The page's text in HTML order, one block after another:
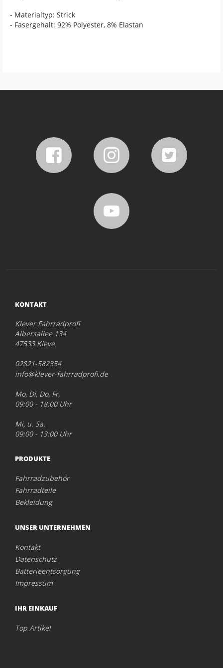
- Materialtyp: Strick
- Fasergehalt: 92% Polyester, 8% Elastan
KONTAKT
Klever Fahrradprofi
Albersallee 134
47533 Kleve
02821-582354
info@klever-fahrradprofi.de
Mo, Di, Do, Fr,
09:00 - 18:00 Uhr
Mi, u. Sa.
09:00 - 13:00 Uhr
PRODUKTE
Fahrradzubehör
Fahrradteile
Bekleidung
UNSER UNTERNEHMEN
Kontakt
Datenschutz
Batterieentsorgung
Impressum
IHR EINKAUF
Top Artikel